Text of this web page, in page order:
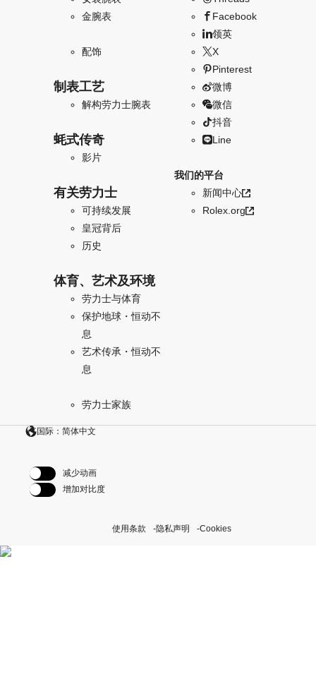
金腕表
配饰
制表工艺
解构劳力士腕表
蚝式传奇
影片
有关劳力士
可持续发展
皇冠背后
历史
体育、艺术及环境
劳力士与体育
保护地球・恒动不
息
艺术传承・恒动不
息
劳力士家族
Facebook
领英
X
Pinterest
微博
微信
抖音
Line
我们的平台
新闻中心
Rolex.org
国际：简体中文
减少动画
增加对比度
使用条款 隐私声明 Cookies